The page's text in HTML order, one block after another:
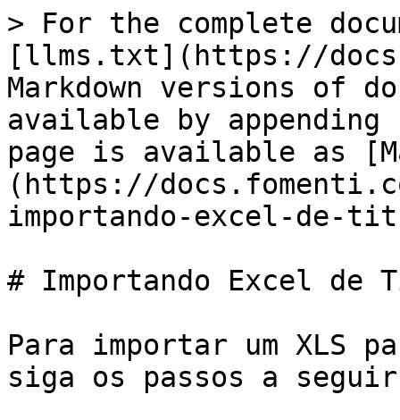
> For the complete
[llms.txt](https://
Markdown versions of
available by
page is available as
(https://
importando-excel-de-
# Importando Excel de
Para importar um XLS
siga os passos a